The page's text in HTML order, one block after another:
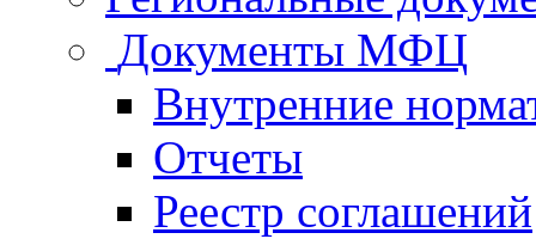
Документы МФЦ
Внутренние
Отчеты
Реестр соглашений